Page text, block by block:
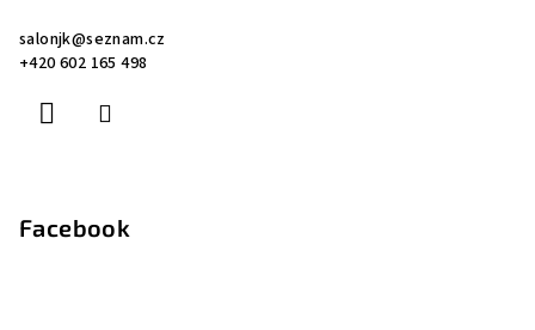
salonjk@seznam.cz
+420 602 165 498
Facebook